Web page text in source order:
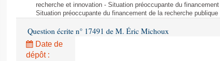
recherche et innovation - Situation préoccupante du
Situation préoccupante du financement de la recherche publique
Question écrite n° 17491 de M. Éric Michoux
Date de
dépôt :